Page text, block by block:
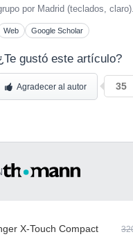
por Madrid (teclados, claro).
Web Google Scholar
gustó este artículo?
Agradecer al autor 35
X-Touch Compact